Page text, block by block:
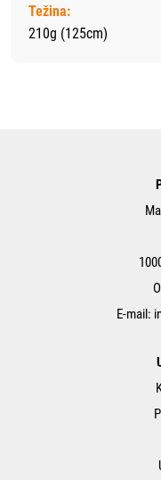
Težina:
210g (125cm)
E-mail: